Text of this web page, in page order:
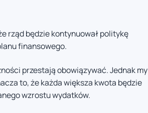
rząd będzie kontynuował politykę
finansowego.
przestają obowiązywać. Jednak my
to, że każda większa kwota będzie
wzrostu wydatków.